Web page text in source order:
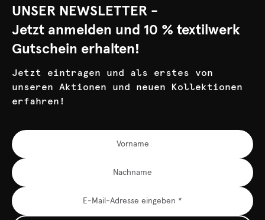
UNSER NEWSLETTER -
Jetzt anmelden und 10 % textilwerk
Gutschein erhalten!
Jetzt eintragen und als erstes von
unseren Aktionen und neuen Kollektionen
erfahren!